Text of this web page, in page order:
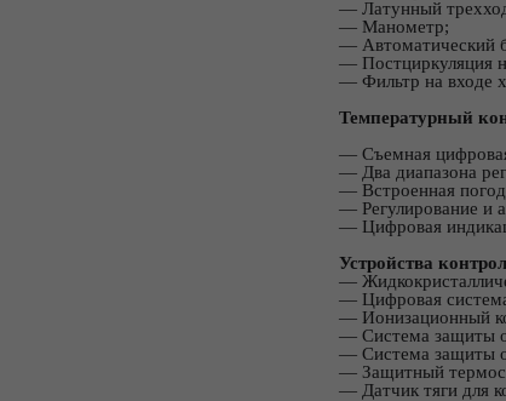
― Латунный
― Манометр;
― Автоматический
― Постциркуляция
― Фильтр на входе
Температурный
― Съемная
― Два диапазона
― Встроенная
― Регулирование и
― Цифровая
Устройства
―
― Цифровая
― Ионизационный
― Система защиты
― Система защиты
― Защитный
― Датчик тяги для